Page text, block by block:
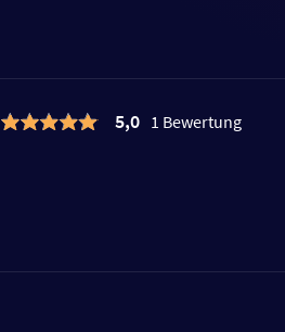
5,0 1 Bewertung